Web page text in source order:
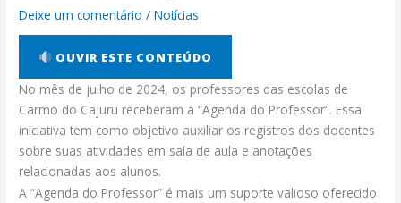
Deixe um comentário /Notícias
OUVIR ESTE CONTEÚDO
No mês de julho de 2024, os professores das escolas de
Carmo do Cajuru receberam a “Agenda do Professor”. Essa
iniciativa tem como objetivo auxiliar os registros dos docentes
sobre suas atividades em sala de aula e anotações
relacionadas aos alunos.
A “Agenda do Professor” é mais um suporte valioso oferecido